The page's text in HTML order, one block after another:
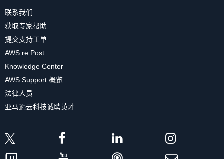
联系我们
获取专家帮助
提交支持工单
AWS re:Post
Knowledge Center
AWS Support 概览
法律人员
亚马逊云科技诚聘英才